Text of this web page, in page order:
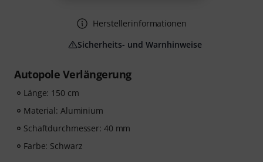
Autopole Verlängerung
Länge: 150 cm
Material: Aluminium
Schaftdurchmesser: 40 mm
Farbe: Schwarz
Herstellerinformationen
Sicherheits- und Warnhinweise